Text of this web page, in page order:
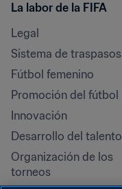
La labor de la FIFA
Legal
Sistema de traspasos
Fútbol femenino
Promoción del fútbol
Innovación
Desarrollo del talento
Organización de los
torneos